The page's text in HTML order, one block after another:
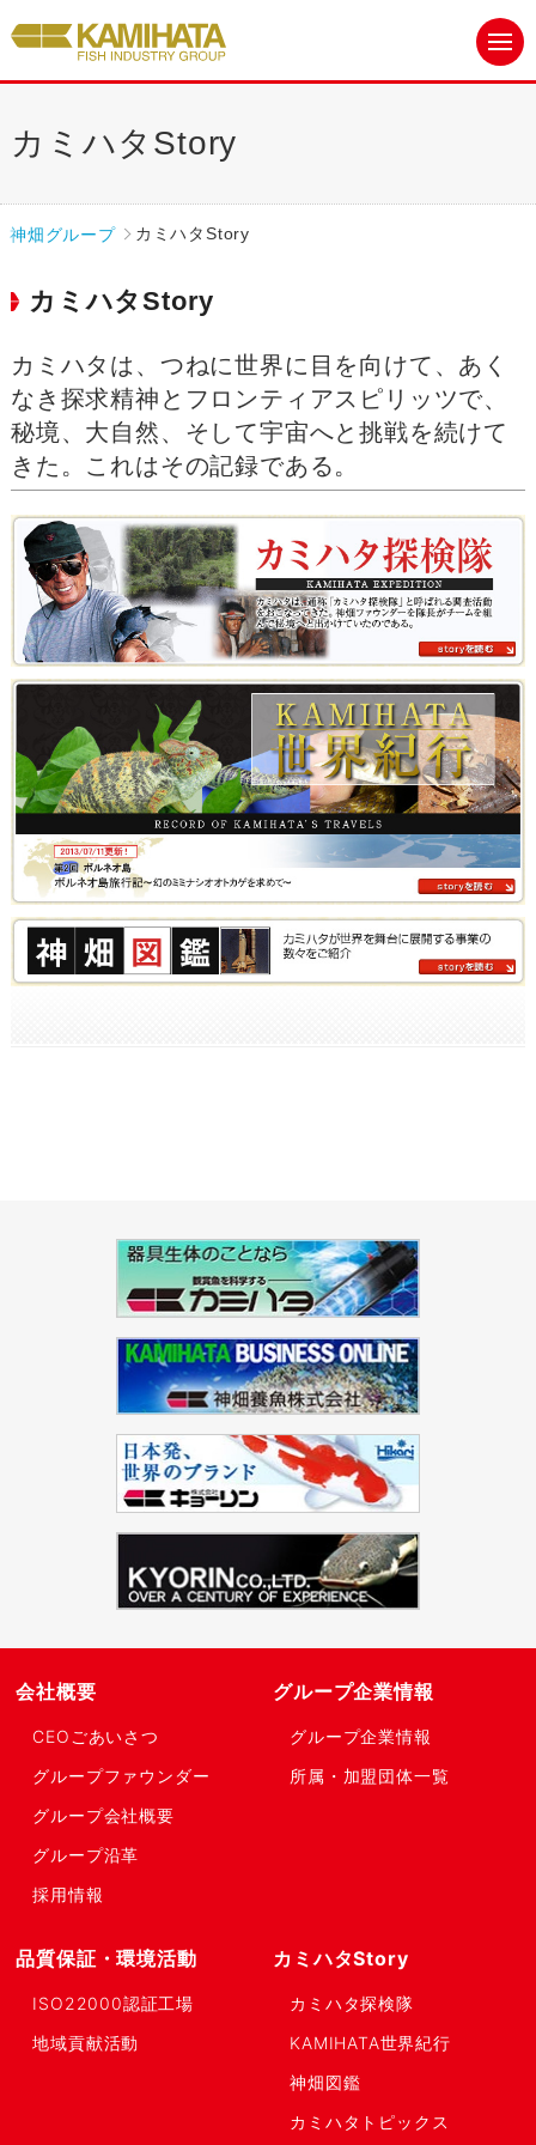
カミハタStory
神畑グループ カミハタStory
カミハタStory
カミハタは、つねに世界に目を向けて、あく
なき探求精神とフロンティアスピリッツで、
秘境、大自然、そして宇宙へと挑戦を続けて
きた。これはその記録である。
会社概要
CEOごあいさつ
グループファウンダー
グループ会社概要
グループ沿革
採用情報
グループ企業情報
グループ企業情報
所属・加盟団体一覧
品質保証・環境活動
ISO22000認証工場
地域貢献活動
カミハタStory
カミハタ探検隊
KAMIHATA世界紀行
神畑図鑑
カミハタトピックス